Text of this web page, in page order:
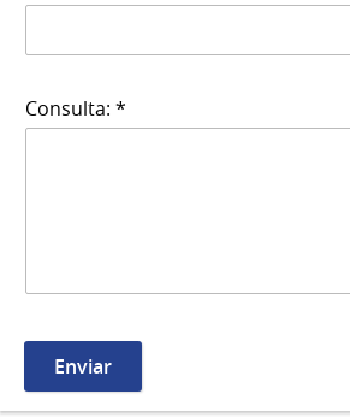
Consulta: *